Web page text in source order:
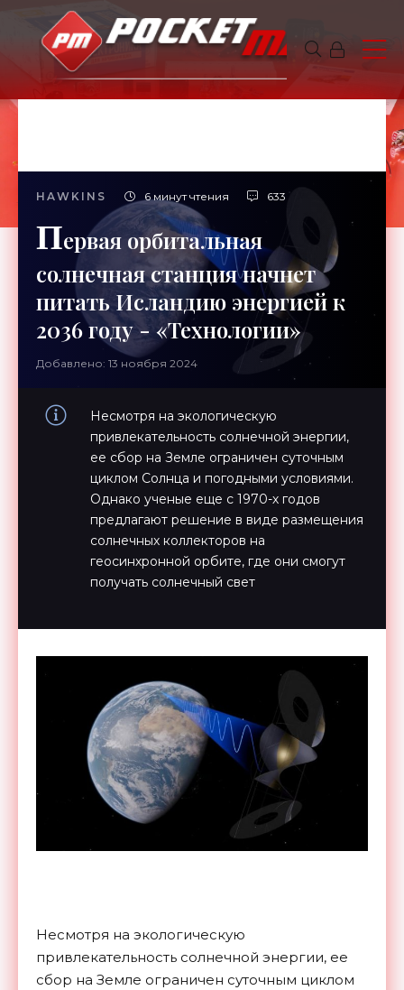
HAWKINS 6 минут чтения 633
Первая орбитальная
солнечная станция начнет
питать Исландию энергией к
2036 году - «Технологии»
Добавлено: 13 ноября 2024
Несмотря на экологическую
привлекательность солнечной энергии,
ее сбор на Земле ограничен суточным
циклом Солнца и погодными условиями.
Однако ученые еще с 1970-х годов
предлагают решение в виде размещения
солнечных коллекторов на
геосинхронной орбите, где они смогут
получать солнечный свет
Несмотря на экологическую
привлекательность солнечной энергии, ее
сбор на Земле ограничен суточным циклом